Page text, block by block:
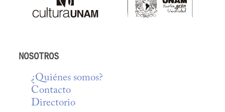
NOSOTROS
¿Quiénes somos?
Contacto
Directorio